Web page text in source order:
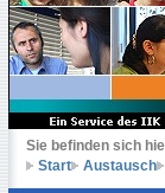
Sie befinden sich
Start
Austausch